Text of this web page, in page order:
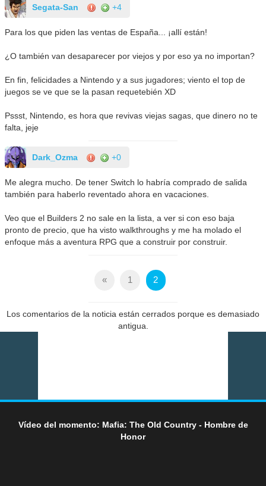
Segata-San +4
Para los que piden las ventas de España... ¡allí están!
¿O también van desaparecer por viejos y por eso ya no importan?
En fin, felicidades a Nintendo y a sus jugadores; viento el top de
juegos se ve que se la pasan requetebién XD
Pssst, Nintendo, es hora que revivas viejas sagas, que dinero no te
falta, jeje
Dark_Ozma +0
Me alegra mucho. De tener Switch lo habría comprado de salida
también para haberlo reventado ahora en vacaciones.
Veo que el Builders 2 no sale en la lista, a ver si con eso baja
pronto de precio, que ha visto walkthroughs y me ha molado el
enfoque más a aventura RPG que a construir por construir.
« 1 2
Los comentarios de la noticia están cerrados porque es demasiado
antigua.
Vídeo del momento: Mafia: The Old Country - Hombre de
Honor